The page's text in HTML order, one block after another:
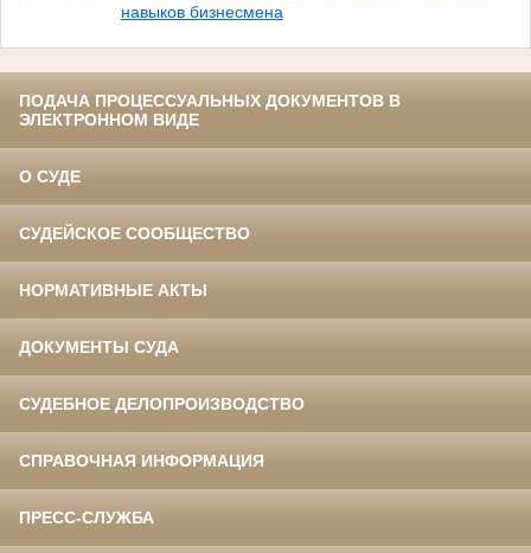
навыков бизнесмена
ПОДАЧА ПРОЦЕССУАЛЬНЫХ ДОКУМЕНТОВ В
ЭЛЕКТРОННОМ ВИДЕ
О СУДЕ
СУДЕЙСКОЕ СООБЩЕСТВО
НОРМАТИВНЫЕ АКТЫ
ДОКУМЕНТЫ СУДА
СУДЕБНОЕ ДЕЛОПРОИЗВОДСТВО
СПРАВОЧНАЯ ИНФОРМАЦИЯ
ПРЕСС-СЛУЖБА